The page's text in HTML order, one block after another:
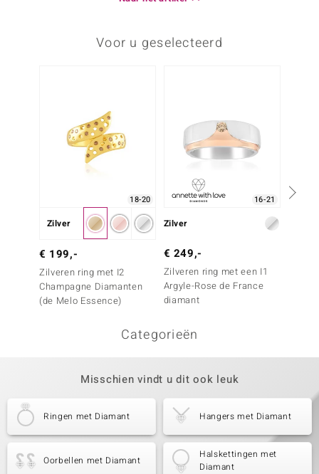
Voor u geselecteerd
18-20
Zilver
€ 199,-
Zilveren ring met I2
Champagne Diamanten
(de Melo Essence)
16-21
Zilver
€ 249,-
Zilveren ring met een I1
Argyle-Rose de France
diamant
Categorieën
Misschien vindt u dit ook leuk
Ringen met Diamant Hangers met Diamant
Oorbellen met Diamant
Halskettingen met
Diamant